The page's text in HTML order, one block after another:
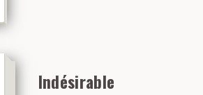
Indésirable